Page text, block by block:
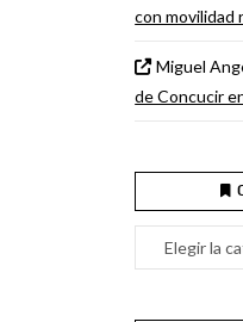
con movilidad
Miguel
de Concucir
Categorías